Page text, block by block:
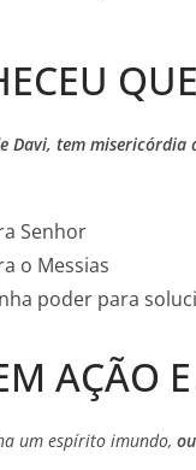
Davi, tem misericórdia
Senhor
o Messias
poder para
AÇÃO
um espírito imundo,